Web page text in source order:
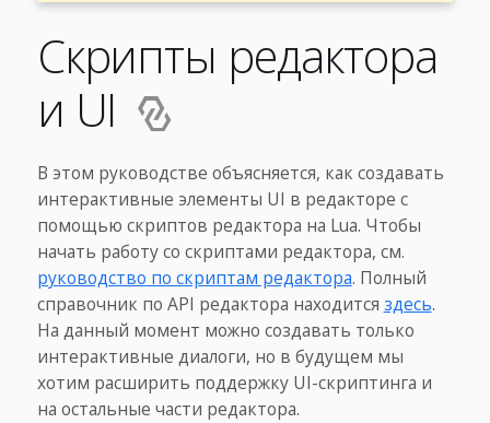
Скрипты редактора
и UI
В этом руководстве объясняется, как создавать
интерактивные элементы UI в редакторе с
помощью скриптов редактора на Lua. Чтобы
начать работу со скриптами редактора, см.
руководство по скриптам редактора. Полный
справочник по API редактора находится здесь.
На данный момент можно создавать только
интерактивные диалоги, но в будущем мы
хотим расширить поддержку UI-скриптинга и
на остальные части редактора.